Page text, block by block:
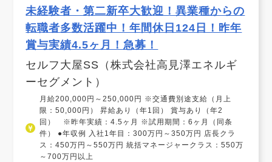
未経験者・第二新卒大歓迎！異業種からの
転職者多数活躍中！年間休日124日！昨年
賞与実績4.5ヶ月！急募！
セルフ大屋SS（株式会社高見澤エネルギ
ーセグメント）
月給200,000円～250,000円 ※交通費別途支給（月上
限：50,000円） 昇給あり（年1回） 賞与あり（年2
回） ※昨年実績：4.5ヶ月 ※試用期間：6ヶ月（同条
件） ●年収例 入社1年目：300万円～350万円 店長クラ
ス：450万円～550万円 統括マネージャークラス：550万
～700万円以上